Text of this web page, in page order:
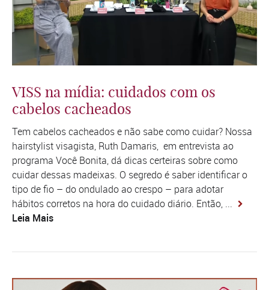
VISS na mídia: cuidados com os
cabelos cacheados
Tem cabelos cacheados e não sabe como cuidar? Nossa
hairstylist visagista, Ruth Damaris, em entrevista ao
programa Você Bonita, dá dicas certeiras sobre como
cuidar dessas madeixas. O segredo é saber identificar o
tipo de fio – do ondulado ao crespo – para adotar
hábitos corretos na hora do cuidado diário. Então, ...
Leia Mais